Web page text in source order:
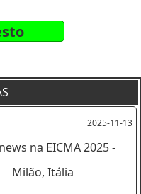
2025-11-13
na EICMA 2025 -
Milão, Itália